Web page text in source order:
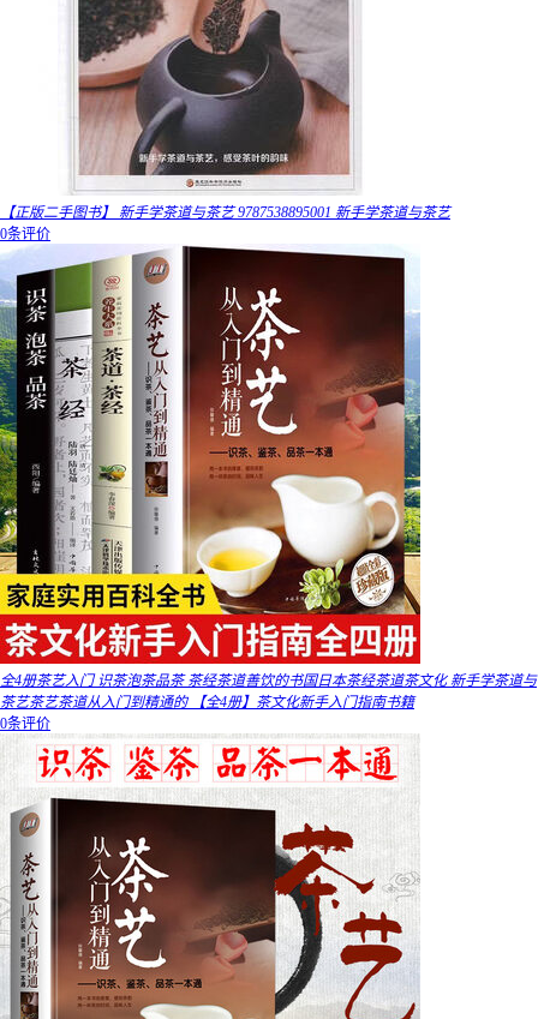
【正版二手图书】 新手学茶道与茶艺 9787538895001 新手学茶道与茶艺
0条评价
全4册茶艺入门 识茶泡茶品茶 茶经茶道善饮的书国日本茶经茶道茶文化 新手学茶道与
茶艺茶艺茶道从入门到精通的 【全4册】茶文化新手入门指南书籍
0条评价